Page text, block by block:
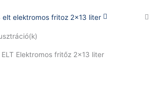
ELT Elektromos fritőz 2×13 liter